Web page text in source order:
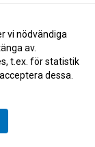
på
2022-07-05 13:10
2022-07-03 19:42
2022-06-29 14:29
vi nödvändiga
av.
t.ex. för statistik
dessa.